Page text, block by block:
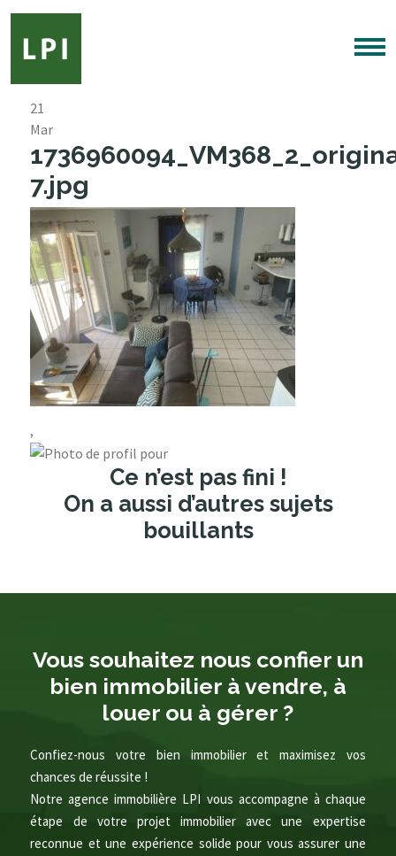
21
Mar
7.jpg
,
Ce n’est pas fini !
On a aussi d’autres sujets
bouillants
Vous souhaitez nous confier un
bien immobilier à vendre, à
louer ou à gérer ?
Confiez-nous votre bien immobilier et maximisez vos
chances de réussite !
Notre agence immobilière LPI vous accompagne à chaque
étape de votre projet immobilier avec une expertise
reconnue et une expérience solide pour vous assurer une